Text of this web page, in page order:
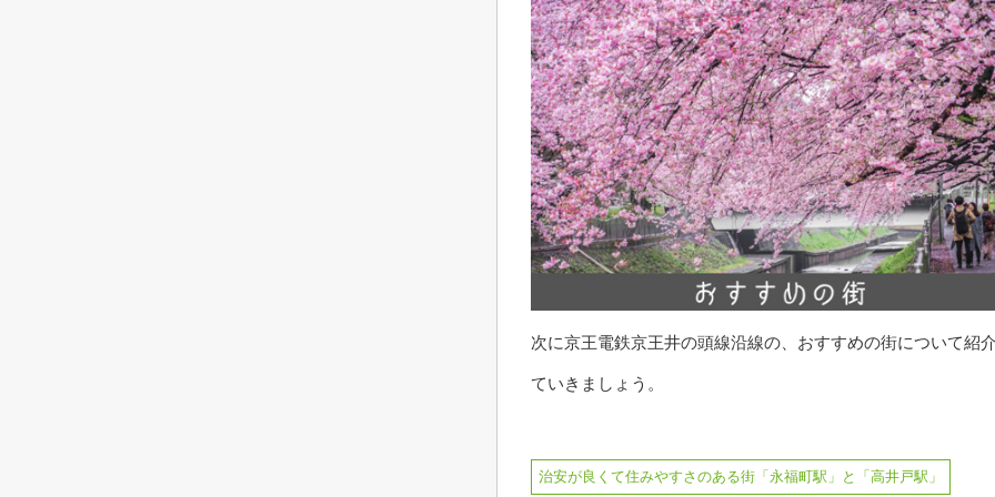
次に京王電鉄京王井の頭線沿線の、おすすめの街について紹
ていきましょう。
治安が良くて住みやすさのある街「永福町駅」と「高井戸駅」